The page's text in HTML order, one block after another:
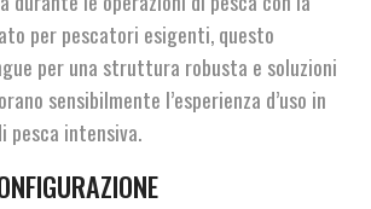
per pescatori esigenti, questo
per una struttura robusta e soluzioni
sensibilmente l’esperienza d’uso in
pesca intensiva.